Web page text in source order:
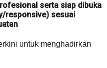
serta siap dibuka
responsive) sesuai
untuk menghadirkan